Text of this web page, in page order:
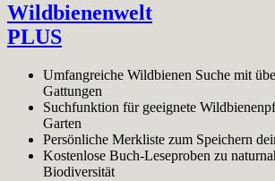
Wildbienenwelt
PLUS
Umfangreiche Wildbienen Suche mit
Gattungen
Suchfunktion für geeignete
Garten
Persönliche Merkliste zum Speichern
Kostenlose Buch-Leseproben zu
Biodiversität